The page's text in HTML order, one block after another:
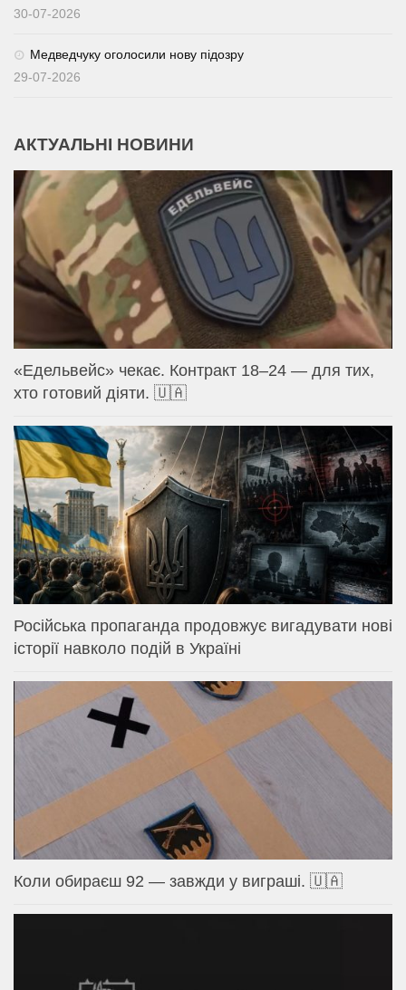
30-07-2026
Медведчуку оголосили нову підозру
29-07-2026
АКТУАЛЬНІ НОВИНИ
«Едельвейс» чекає. Контракт 18–24 — для тих,
хто готовий діяти. 🇺🇦
Російська пропаганда продовжує вигадувати нові
історії навколо подій в Україні
Коли обираєш 92 — завжди у виграші. 🇺🇦